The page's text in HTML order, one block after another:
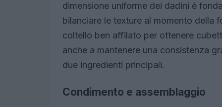
dimensione uniforme dei dadini è
bilanciare le texture al momento della
coltello ben affilato per ottenere
anche a mantenere una consistenza
due ingredienti principali.
Condimento e assemblaggio